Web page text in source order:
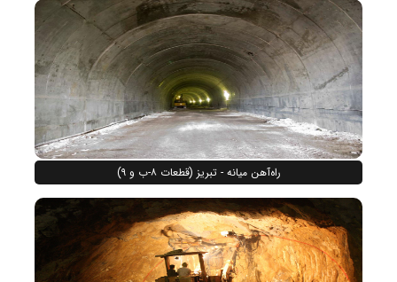
راه‌آهن میانه - تبریز (قطعات ۸-ب و ۹)